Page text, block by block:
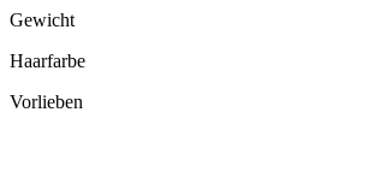
Gewicht
Haarfarbe
Vorlieben